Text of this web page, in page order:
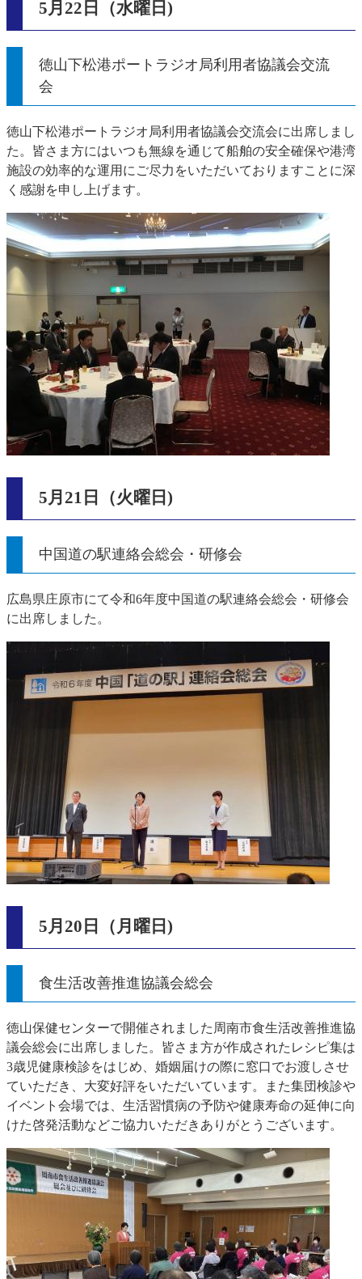
5月22日（水曜日)
徳山下松港ポートラジオ局利用者協議会交流
会
徳山下松港ポートラジオ局利用者協議会交流会に出席しまし
た。皆さま方にはいつも無線を通じて船舶の安全確保や港湾
施設の効率的な運用にご尽力をいただいておりますことに深
く感謝を申し上げます。
5月21日（火曜日)
中国道の駅連絡会総会・研修会
広島県庄原市にて令和6年度中国道の駅連絡会総会・研修会
に出席しました。
5月20日（月曜日)
食生活改善推進協議会総会
徳山保健センターで開催されました周南市食生活改善推進協
議会総会に出席しました。皆さま方が作成されたレシピ集は
3歳児健康検診をはじめ、婚姻届けの際に窓口でお渡しさせ
ていただき、大変好評をいただいています。また集団検診や
イベント会場では、生活習慣病の予防や健康寿命の延伸に向
けた啓発活動などご協力いただきありがとうございます。